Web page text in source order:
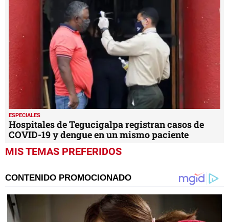
ESPECIALES
Hospitales de Tegucigalpa registran casos de
COVID-19 y dengue en un mismo paciente
MIS TEMAS PREFERIDOS